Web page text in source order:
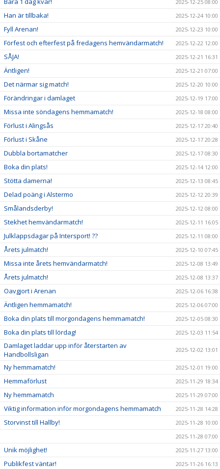
2025-12-25 08:00
Han är tillbaka! 2025-12-24 10:00
Fyll Arenan! 2025-12-23 10:00
Förfest och efterfest på fredagens hemvändarmatch! 2025-12-22 12:00
SÅJA! 2025-12-21 16:31
Äntligen! 2025-12-21 07:00
Det närmar sig match! 2025-12-20 10:00
Förändringar i damlaget 2025-12-19 17:00
Missa inte söndagens hemmamatch! 2025-12-18 08:00
Förlust i Alingsås 2025-12-17 20:40
Förlust i Skåne 2025-12-17 20:28
Dubbla bortamatcher 2025-12-17 08:30
Boka din plats! 2025-12-14 12:00
Stötta damerna! 2025-12-13 08:45
Delad poäng i Alstermo 2025-12-12 20:39
Smålandsderby! 2025-12-12 08:00
Stekhet hemvändarmatch! 2025-12-11 16:05
Julklappsdagar på Intersport! ?? 2025-12-11 08:00
Årets julmatch! 2025-12-10 07:45
Missa inte årets hemvändarmatch! 2025-12-08 13:49
Årets julmatch! 2025-12-08 13:37
Oavgjort i Arenan 2025-12-06 16:38
Äntligen hemmamatch! 2025-12-06 07:00
Boka din plats till morgondagens hemmamatch! 2025-12-05 08:30
Boka din plats till lördag! 2025-12-03 11:54
Damlaget laddar upp inför återstarten av
Handbollsligan
2025-12-02 13:01
Ny hemmamatch! 2025-12-01 19:00
Hemmaförlust 2025-11-29 18:34
Ny hemmamatch 2025-11-29 07:00
Viktig information inför morgondagens hemmamatch 2025-11-28 14:28
Storvinst till Hallby!
2025-11-28 10:00
2025-11-28 07:00
Unik möjlighet! 2025-11-27 13:00
Publikfest väntar! 2025-11-26 16:13